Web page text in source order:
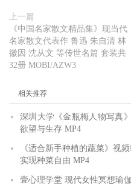
上一篇
《中国名家散文精品集》现当代
名家散文代表作 鲁迅 朱自清 林
徽因 沈从文 等传世名篇 套装共
32册 MOBI/AZW3
相关推荐
深圳大学《金瓶梅人物写真
欲望与生存 MP4
《适合新手种植的蔬菜》视
实现种菜自由 MP4
壹心理学堂 现代女性冥想瑜